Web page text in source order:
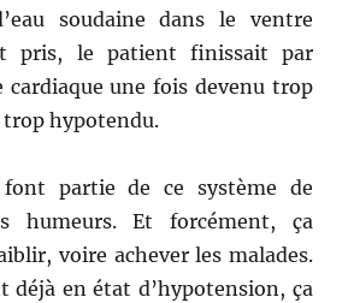
soudaine dans le ventre
pris, le patient finissait par
cardiaque une fois devenu trop
hypotendu.
partie de ce système de
humeurs. Et forcément, ça
voire achever les malades.
déjà en état d’hypotension, ça